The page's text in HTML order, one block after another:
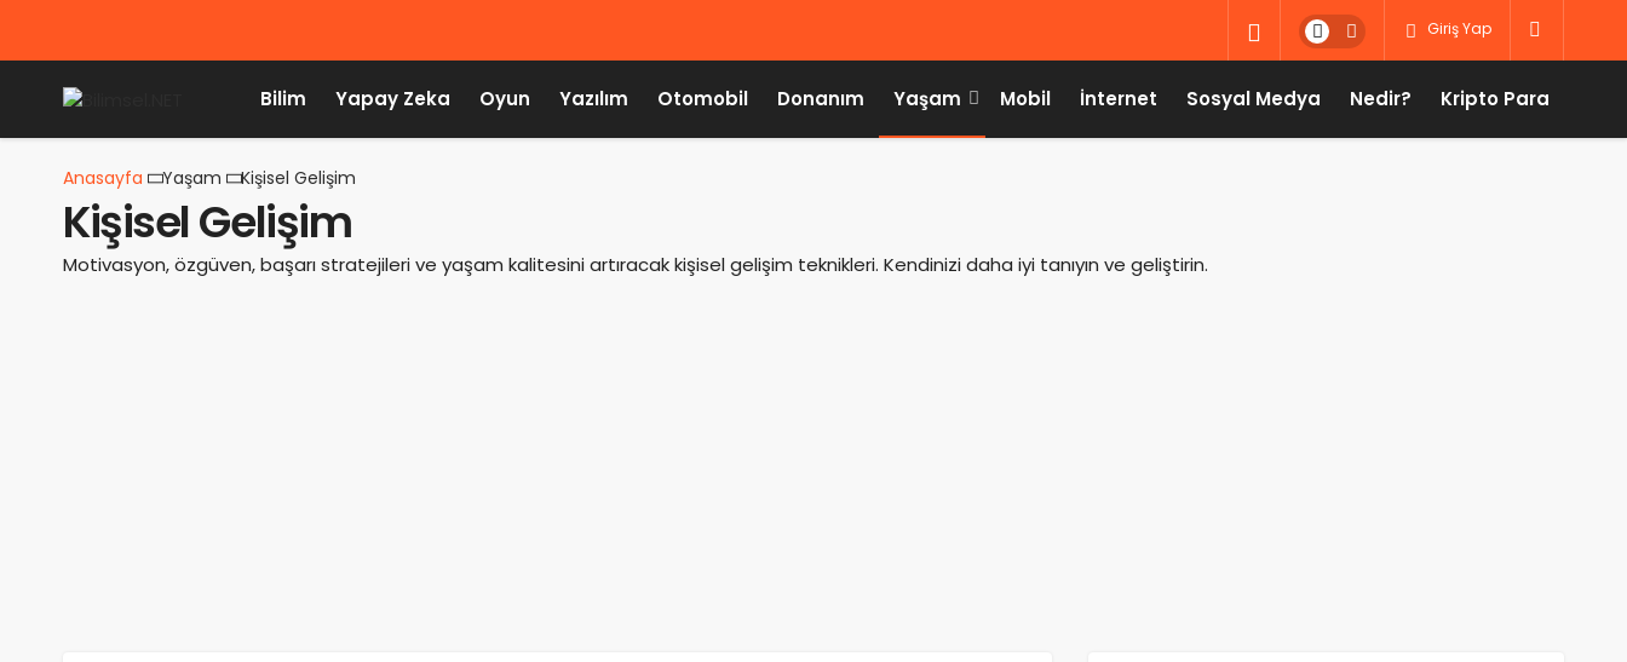
Giriş Yap
Bilim Yapay Zeka Oyun Yazılım Otomobil Donanım Yaşam Mobil İnternet Sosyal Medya Nedir? Kripto Para
Anasayfa Yaşam Kişisel Gelişim
Kişisel Gelişim
Motivasyon, özgüven, başarı stratejileri ve yaşam kalitesini artıracak kişisel gelişim teknikleri. Kendinizi daha iyi tanıyın ve geliştirin.